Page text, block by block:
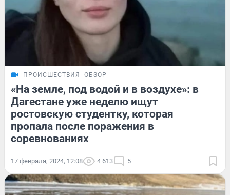
ПРОИСШЕСТВИЯ ОБЗОР
«На земле, под водой и в воздухе»: в
Дагестане уже неделю ищут
ростовскую студентку, которая
пропала после поражения в
соревнованиях
17 февраля, 2024, 12:08 4 613 5